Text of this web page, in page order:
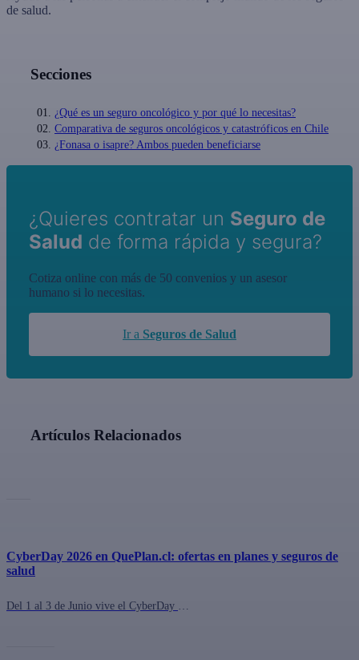
de salud.
Secciones
¿Qué es un seguro oncológico y por qué lo necesitas?
Comparativa de seguros oncológicos y catastróficos en Chile
¿Fonasa o isapre? Ambos pueden beneficiarse
¿Quieres contratar un Seguro de
Salud de forma rápida y segura?
Cotiza online con más de 50 convenios y un asesor
humano si lo necesitas.
Ir a Seguros de Salud
Artículos Relacionados
CyberDay 2026 en QuePlan.cl: ofertas en planes y seguros de
salud
Del 1 al 3 de Junio vive el CyberDay 2026 de Queplan.cl con grandes descuentos en planes y seguros de salud. Inscríbete hoy